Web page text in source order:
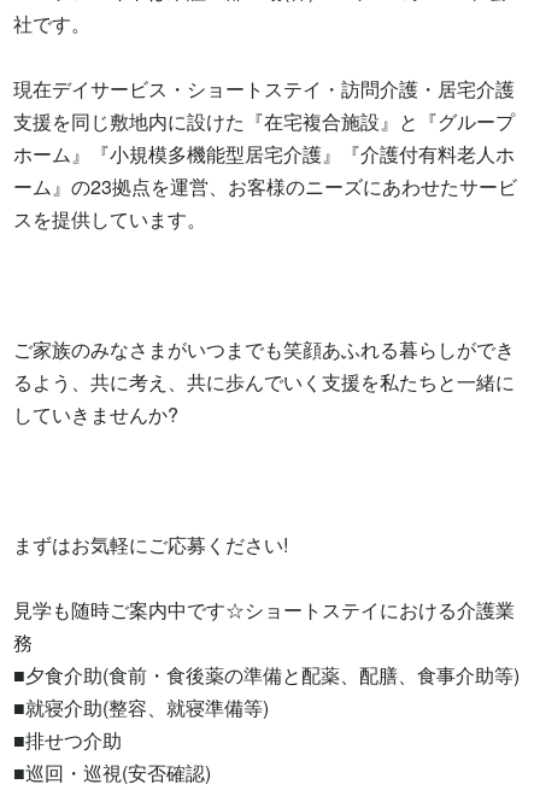
社です。
現在デイサービス・ショートステイ・訪問介護・居宅介護
支援を同じ敷地内に設けた『在宅複合施設』と『グループ
ホーム』『小規模多機能型居宅介護』『介護付有料老人ホ
ーム』の23拠点を運営、お客様のニーズにあわせたサービ
スを提供しています。
ご家族のみなさまがいつまでも笑顔あふれる暮らしができ
るよう、共に考え、共に歩んでいく支援を私たちと一緒に
していきませんか?
まずはお気軽にご応募ください!
見学も随時ご案内中です☆ショートステイにおける介護業
務
■夕食介助(食前・食後薬の準備と配薬、配膳、食事介助等)
■就寝介助(整容、就寝準備等)
■排せつ介助
■巡回・巡視(安否確認)